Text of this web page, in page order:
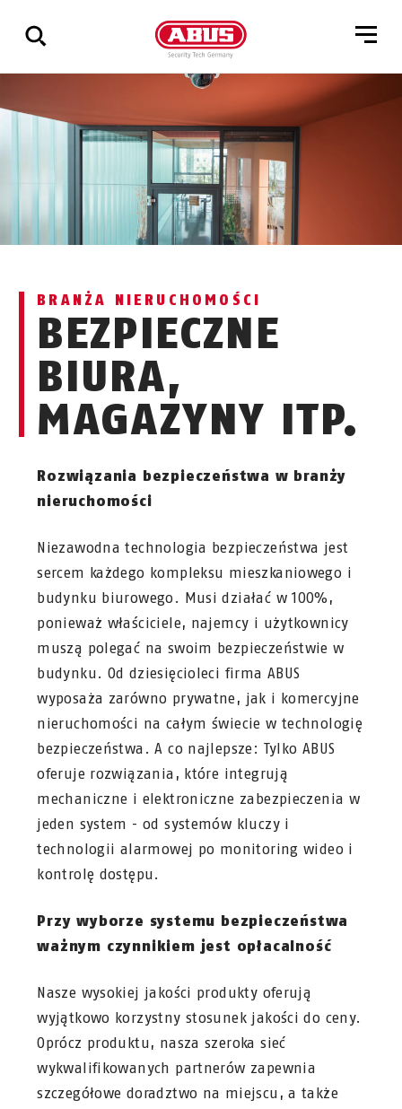
wszystkie
BRANŻA NIERUCHOMOŚCI
BEZPIECZNE
BIURA,
MAGAZYNY ITP.
Rozwiązania bezpieczeństwa w branży
nieruchomości
Niezawodna technologia bezpieczeństwa jest
sercem każdego kompleksu mieszkaniowego i
budynku biurowego. Musi działać w 100%,
ponieważ właściciele, najemcy i użytkownicy
muszą polegać na swoim bezpieczeństwie w
budynku. Od dziesięcioleci firma ABUS
wyposaża zarówno prywatne, jak i komercyjne
nieruchomości na całym świecie w technologię
bezpieczeństwa. A co najlepsze: Tylko ABUS
oferuje rozwiązania, które integrują
mechaniczne i elektroniczne zabezpieczenia w
jeden system - od systemów kluczy i
technologii alarmowej po monitoring wideo i
kontrolę dostępu.
Przy wyborze systemu bezpieczeństwa
ważnym czynnikiem jest opłacalność
Nasze wysokiej jakości produkty oferują
wyjątkowo korzystny stosunek jakości do ceny.
Oprócz produktu, nasza szeroka sieć
wykwalifikowanych partnerów zapewnia
szczegółowe doradztwo na miejscu, a także